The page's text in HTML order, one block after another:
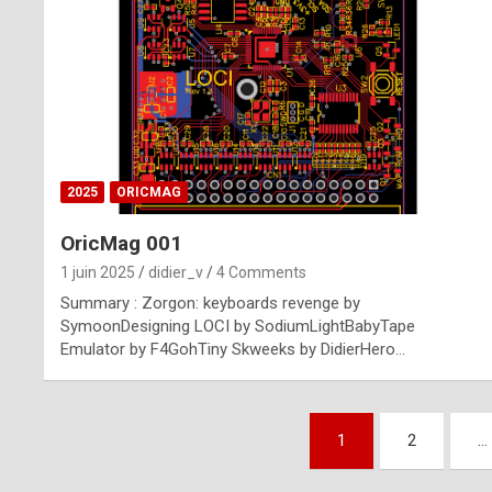
2025 ORICMAG
OricMag 001
1 juin 2025 didier_v 4 Comments
Summary : Zorgon: keyboards revenge by
SymoonDesigning LOCI by SodiumLightBabyTape
Emulator by F4GohTiny Skweeks by DidierHero…
1 2 …